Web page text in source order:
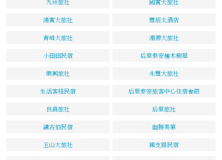
九州旅社 國賓大旅社
鴻賓大旅社 豐辰太酒店
青峰大旅社 湘源大旅社
小田田民宿 后里泰安檜木樹屋
樂興旅社 永豐大旅社
生活客棧民宿 后里泰安旅客中心住宿會館
良昌旅社 后里旅社
講古伯民宿 幽勝美第
玉山大旅社 鐵支路民宿